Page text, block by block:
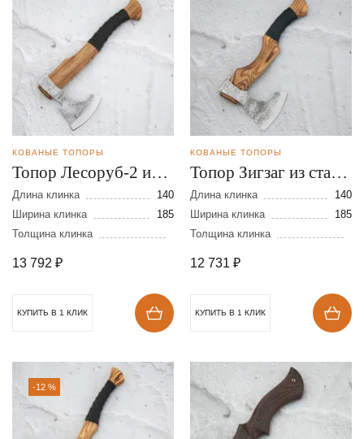
КОВАНЫЕ ТОПОРЫ
Топор Лесоруб-2 из
стали 9ХС
Длина клинка
140
Ширина клинка
185
Толщина клинка
13 792 ₽
КУПИТЬ В 1 КЛИК
КОВАНЫЕ ТОПОРЫ
Топор Зигзаг из стали
9ХС
Длина клинка
140
Ширина клинка
185
Толщина клинка
12 731 ₽
КУПИТЬ В 1 КЛИК
-12 %